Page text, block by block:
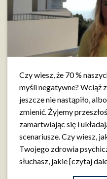
Czy wiesz, że 70 %
myśli negatywne? Wciąż
jeszcze nie nastąpiło,
zmienić. Żyjemy
zamartwiając się i
scenariusze. Czy wiesz,
Twojego zdrowia
słuchasz, jakie [czytaj